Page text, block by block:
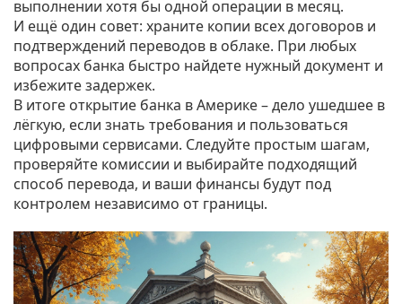
выполнении хотя бы одной операции в месяц.
И ещё один совет: храните копии всех договоров и
подтверждений переводов в облаке. При любых
вопросах банка быстро найдете нужный документ и
избежите задержек.
В итоге открытие банка в Америке – дело ушедшее в
лёгкую, если знать требования и пользоваться
цифровыми сервисами. Следуйте простым шагам,
проверяйте комиссии и выбирайте подходящий
способ перевода, и ваши финансы будут под
контролем независимо от границы.